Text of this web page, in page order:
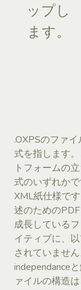
ップし
ます。
.OXPSのファ
式を指します
トフォームの
式のいずれか
XML紙仕様で
述のための
成長している
イティブに、
されていませ
independance
ァイルの構造